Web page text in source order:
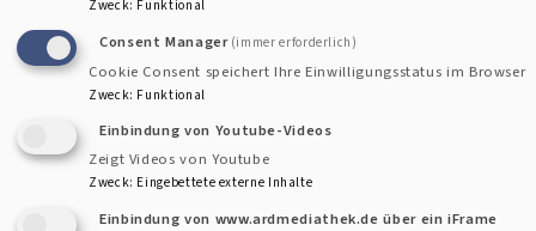
Friedhöfe sind seit Jahrhunderten Orte der Erinnerung. Sie
sind eine Stätte des persönlichen Gedenkens und sie
bewahren die Geschichte vergangener Generationen. Sie
sind Oasen der Ruhe und der Besinnung in unserer Zeit
Zweck: Funktional
Consent Manager (immer erforderlich)
Cookie Consent speichert Ihre Einwilligungsstatus im Browser
Zweck: Funktional
Einbindung von Youtube-Videos
Zeigt Videos von Youtube
Zweck: Eingebettete externe Inhalte
Einbindung von www.ardmediathek.de über ein iFrame